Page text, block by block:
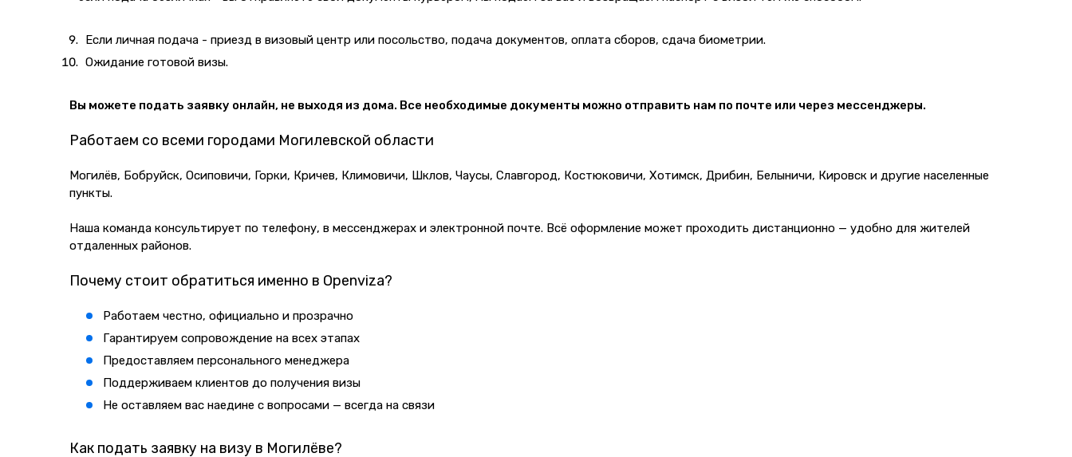
Если личная подача - приезд в визовый центр или посольство, подача документов, оплата сборов, сдача биометрии.
Ожидание готовой визы.
Вы можете подать заявку онлайн, не выходя из дома. Все необходимые документы можно отправить нам по почте или через мессенджеры.
Работаем со всеми городами Могилевской области
Могилёв, Бобруйск, Осиповичи, Горки, Кричев, Климовичи, Шклов, Чаусы, Славгород, Костюковичи, Хотимск, Дрибин, Белыничи, Кировск и другие населенные
пункты.
Наша команда консультирует по телефону, в мессенджерах и электронной почте. Всё оформление может проходить дистанционно — удобно для жителей
отдаленных районов.
Почему стоит обратиться именно в Openviza?
Работаем честно, официально и прозрачно
Гарантируем сопровождение на всех этапах
Предоставляем персонального менеджера
Поддерживаем клиентов до получения визы
Не оставляем вас наедине с вопросами — всегда на связи
Как подать заявку на визу в Могилёве?